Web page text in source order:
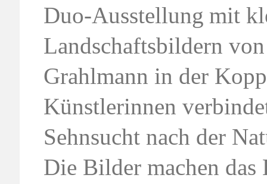
Duo-Ausstellung mit
Landschaftsbildern
Grahlmann in der
Künstlerinnen
Sehnsucht nach der
Die Bilder machen das